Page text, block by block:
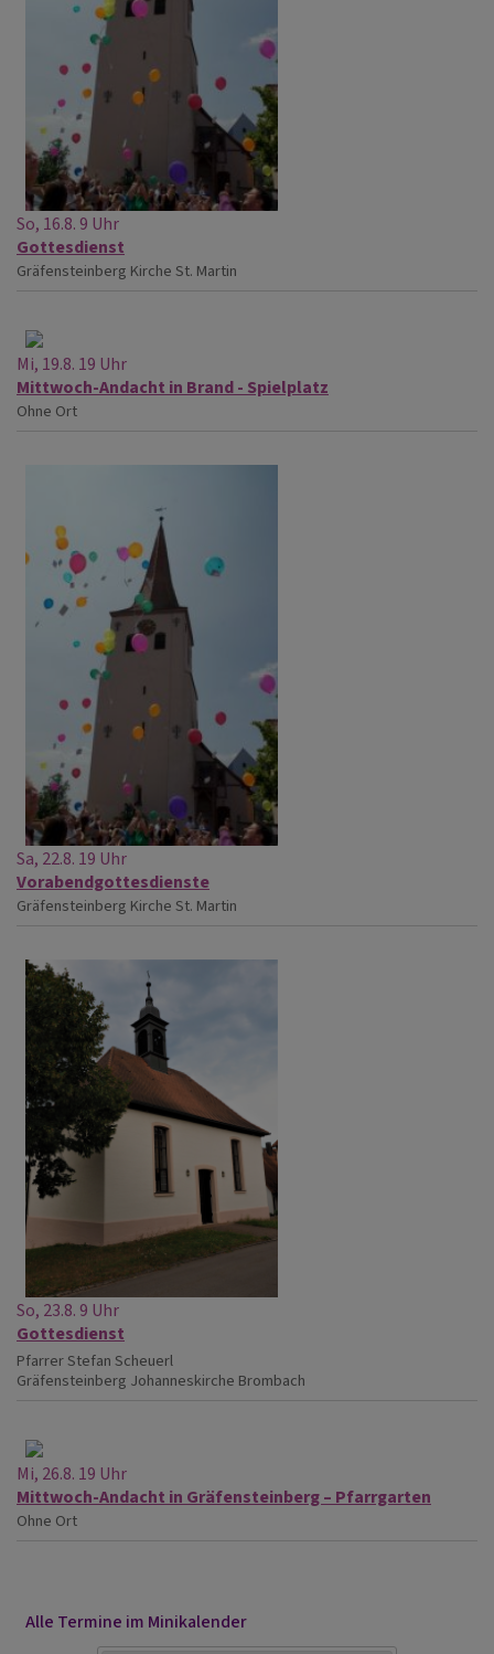
So, 16.8. 9 Uhr
Gottesdienst
Gräfensteinberg Kirche St. Martin
Mi, 19.8. 19 Uhr
Mittwoch-Andacht in Brand - Spielplatz
Ohne Ort
Sa, 22.8. 19 Uhr
Vorabendgottesdienste
Gräfensteinberg Kirche St. Martin
So, 23.8. 9 Uhr
Gottesdienst
Pfarrer Stefan Scheuerl
Gräfensteinberg Johanneskirche Brombach
Mi, 26.8. 19 Uhr
Mittwoch-Andacht in Gräfensteinberg – Pfarrgarten
Ohne Ort
Alle Termine im Minikalender